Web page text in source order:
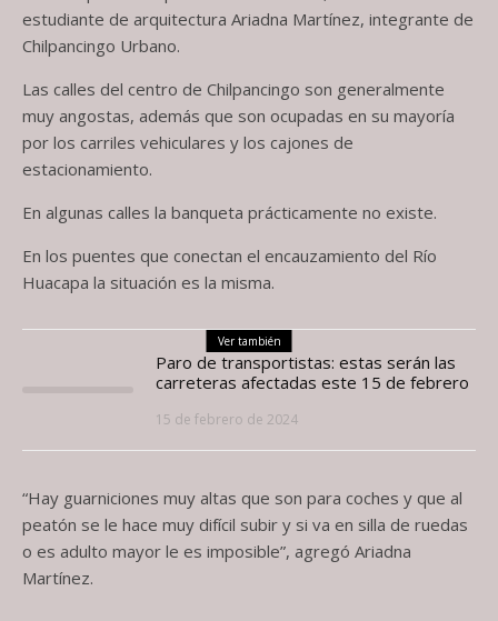
estudiante de arquitectura Ariadna Martínez, integrante de
Chilpancingo Urbano.
Las calles del centro de Chilpancingo son generalmente
muy angostas, además que son ocupadas en su mayoría
por los carriles vehiculares y los cajones de
estacionamiento.
En algunas calles la banqueta prácticamente no existe.
En los puentes que conectan el encauzamiento del Río
Huacapa la situación es la misma.
Ver también
Paro de transportistas: estas serán las
carreteras afectadas este 15 de febrero
15 de febrero de 2024
“Hay guarniciones muy altas que son para coches y que al
peatón se le hace muy difícil subir y si va en silla de ruedas
o es adulto mayor le es imposible”, agregó Ariadna
Martínez.